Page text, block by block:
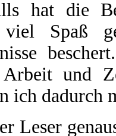
hat die
viel Spaß
Arbeit und
ich dadurch
Leser